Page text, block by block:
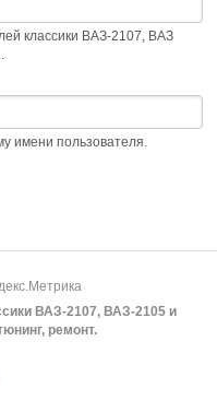
классики ВАЗ-2107, ВАЗ
имени пользователя.
ВАЗ-2107, ВАЗ-2105 и
ремонт.